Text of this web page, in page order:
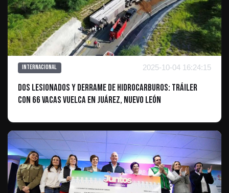
Internacional 2025-10-04 16:24:15
Dos Lesionados y Derrame de Hidrocarburos: Tráiler
con 66 Vacas Vuelca en Juárez, Nuevo León